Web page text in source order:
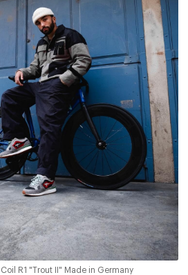
R1 "Trout II" Made in Germany